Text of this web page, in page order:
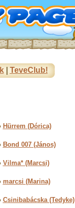
| TeveClub!
Hürrem (Dórica)
Bond 007 (János)
Vilma* (Marcsi)
marcsi (Marina)
Csinibabácska (Tedyke)